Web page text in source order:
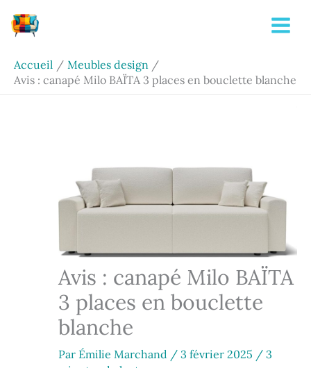
au
Accueil
Meubles design
Avis : canapé Milo BAÏTA 3 places en bouclette blanche
Avis : canapé Milo BAÏTA
3 places en bouclette
blanche
Par Émilie Marchand / 3 février 2025 / 3
Rechercher